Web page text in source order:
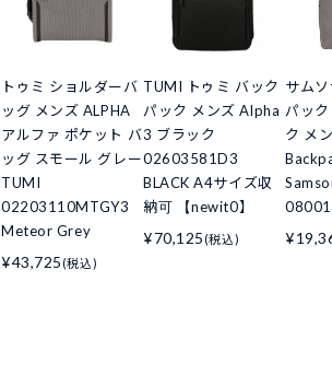
トゥミ ショルダーバ
ッグ メンズ ALPHA
アルファ ポケット バ
ッグ スモール グレー
TUMI
02203110MTGY3
Meteor Grey
¥43,725 (税込)
TUMI トゥミ バック
パック メンズ Alpha
3 ブラック
02603581D3
BLACK A4サイズ収
納可 【newit0】
¥70,125 (税込)
サム
パッ
ク メ
08001